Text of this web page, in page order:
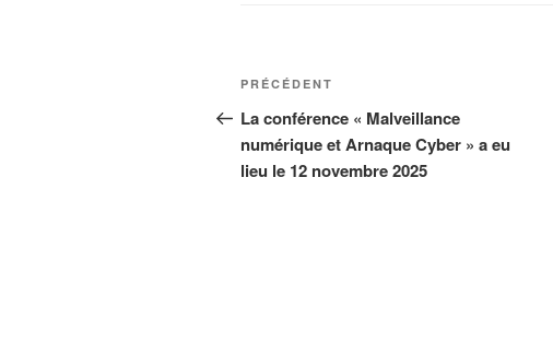
Navigation
de
l’article
Article
précédent
PRÉCÉDENT
La conférence « Malveillance
numérique et Arnaque Cyber » a eu
lieu le 12 novembre 2025